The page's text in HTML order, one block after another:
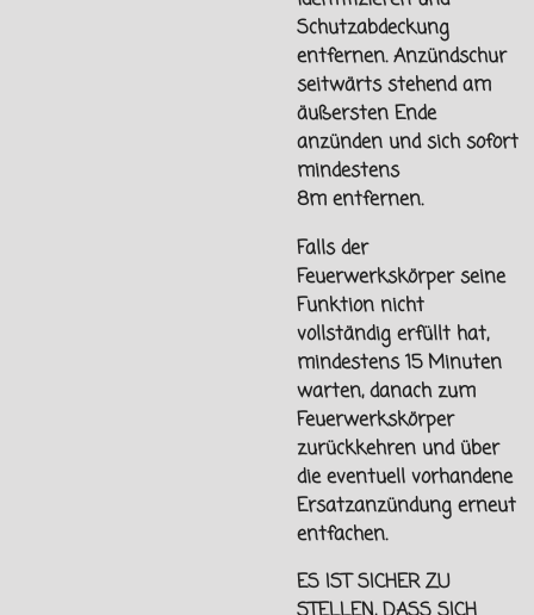
Schutzabdeckung
entfernen. Anzündschur
seitwärts stehend am
äußersten Ende
anzünden und sich sofort
mindestens
8m entfernen.
Falls der
Feuerwerkskörper seine
Funktion nicht
vollständig erfüllt hat,
mindestens 15 Minuten
warten, danach zum
Feuerwerkskörper
zurückkehren und über
die eventuell vorhandene
Ersatzanzündung erneut
entfachen.
ES IST SICHER ZU